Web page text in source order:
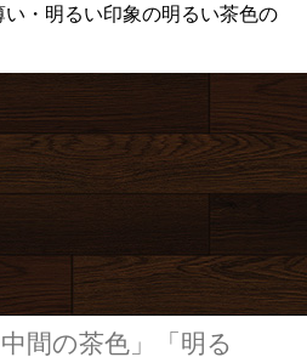
・明るい印象の明るい茶色の
間の茶色」「明る